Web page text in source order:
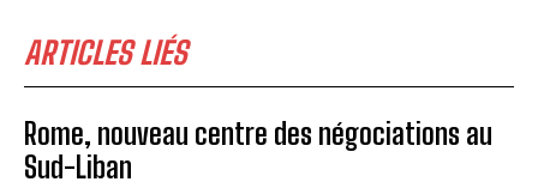
ARTICLES LIÉS
Rome, nouveau centre des négociations au
Sud-Liban